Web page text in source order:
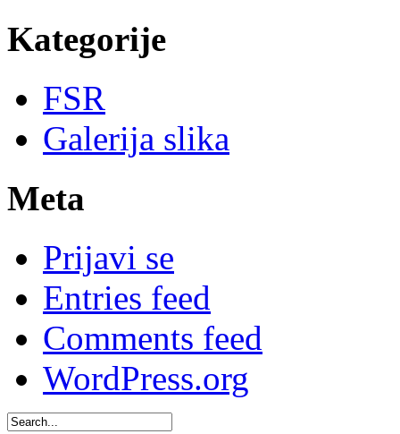
Kategorije
FSR
Galerija slika
Meta
Prijavi se
Entries feed
Comments feed
WordPress.org